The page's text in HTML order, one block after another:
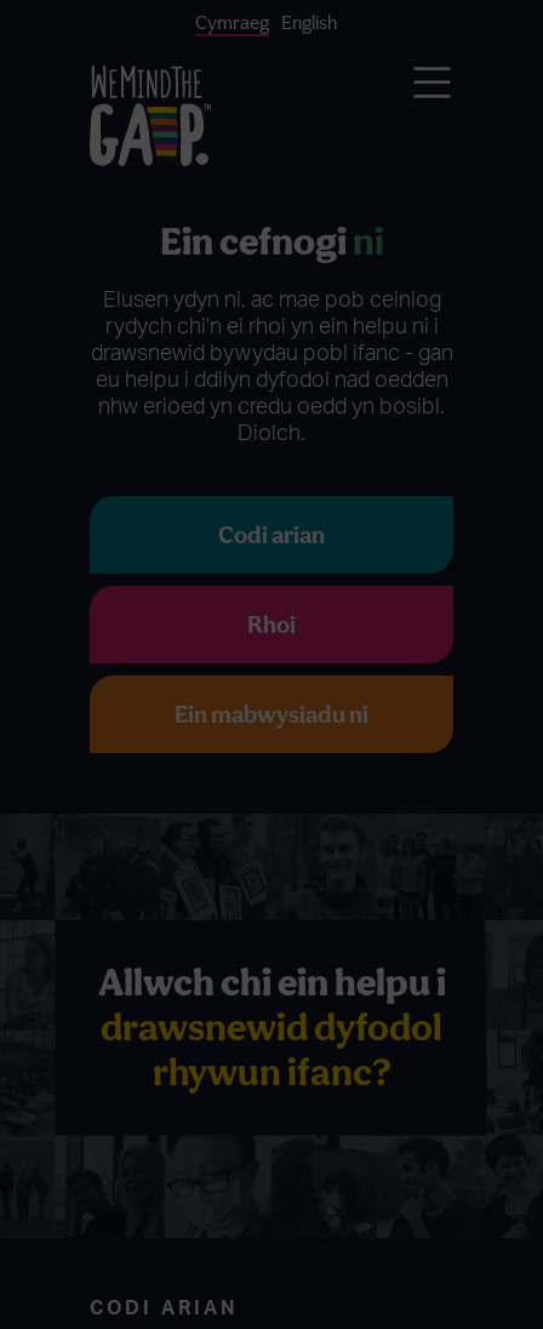
Ein cefnogini
Elusen ydyn ni, ac mae pob ceiniog
rydych chi'n ei rhoi yn ein helpu ni i
drawsnewid bywydau pobl ifanc - gan
eu helpu i ddilyn dyfodol nad oedden
nhw erioed yn credu oedd yn bosibl.
Diolch.
Codi arian
Rhoi
Ein mabwysiadu ni
Allwch chi ein helpu i
drawsnewid dyfodol
rhywun ifanc?
CODI ARIAN
Cymraeg English